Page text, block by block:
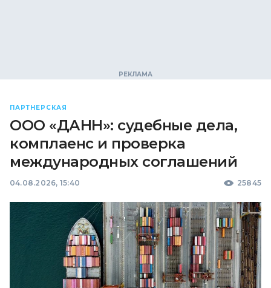
ПАРТНЕРСКАЯ
ООО «ДАНН»: судебные дела,
комплаенс и проверка
международных соглашений
04.08.2026, 15:40 25845